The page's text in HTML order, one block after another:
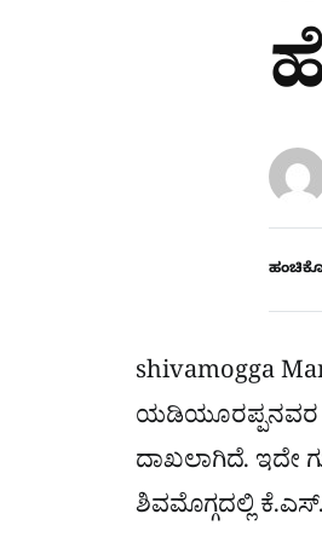
shivamogga
ಯಡಿಯೂರಪ್ಪನವರ
ದಾಖಲಾಗಿದೆ. ಇದೇ
ಶಿವಮೊಗ್ಗದಲ್ಲಿ